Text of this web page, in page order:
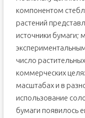
компонентом
растений
источники бумаги;
число
коммерческих
масштабах и в
использование
бумаги появилось